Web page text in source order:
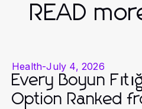
READ
Health-July 4, 2026
Every Boyun
Option Ranked